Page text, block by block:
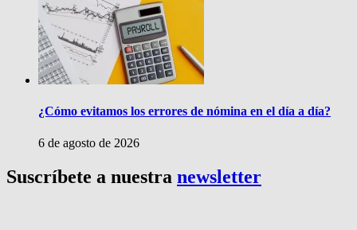
¿Cómo evitamos los errores de nómina en el día a día?
6 de agosto de 2026
Suscríbete a nuestra newsletter